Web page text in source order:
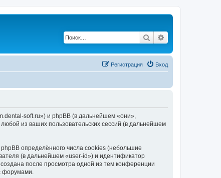
Поиск
Вход
Регистрация
soft.ru») и phpBB (в дальнейшем «они»,
из ваших пользовательских сессий (в дальнейшем
определённого числа cookies (небольшие
(в дальнейшем «user-id») и идентификатор
после просмотра одной из тем конференции
форумами.